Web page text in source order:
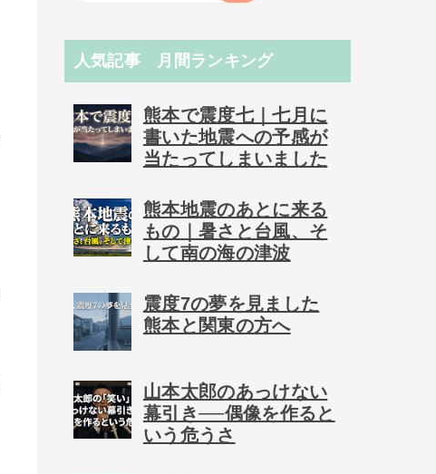
人気記事 月間ランキング
熊本で震度七｜七月に
書いた地震への予感が
当たってしまいました
熊本地震のあとに来る
もの｜暑さと台風、そ
して南の海の津波
震度7の夢を見ました
熊本と関東の方へ
山本太郎のあっけない
幕引き──偶像を作ると
いう危うさ